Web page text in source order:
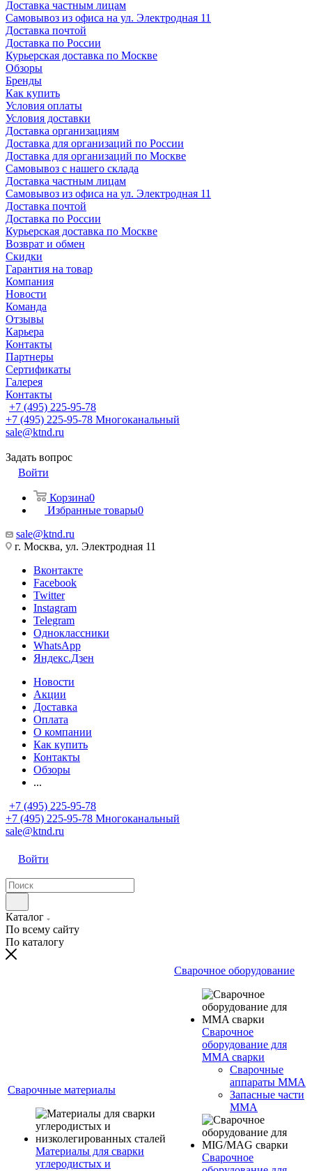
Доставка частным лицам
Самовывоз из офиса на ул. Электродная 11
Доставка почтой
Доставка по России
Курьерская доставка по Москве
Обзоры
Бренды
Как купить
Условия оплаты
Условия доставки
Доставка организациям
Доставка для организаций по России
Доставка для организаций по Москве
Самовывоз с нашего склада
Доставка частным лицам
Самовывоз из офиса на ул. Электродная 11
Доставка почтой
Доставка по России
Курьерская доставка по Москве
Возврат и обмен
Скидки
Гарантия на товар
Компания
Новости
Команда
Отзывы
Карьера
Контакты
Партнеры
Сертификаты
Галерея
Контакты
+7 (495) 225-95-78
+7 (495) 225-95-78 Многоканальный
sale@ktnd.ru
Задать вопрос
Войти
Корзина0
Избранные товары0
sale@ktnd.ru
г. Москва, ул. Электродная 11
Вконтакте
Facebook
Twitter
Instagram
Telegram
Одноклассники
WhatsApp
Яндекс.Дзен
Новости
Акции
Доставка
Оплата
О компании
Как купить
Контакты
Обзоры
...
+7 (495) 225-95-78
+7 (495) 225-95-78 Многоканальный
sale@ktnd.ru
Войти
Каталог
По всему сайту
По каталогу
Сварочные материалы
Материалы для сварки
углеродистых и
Сварочное оборудование
Сварочное
оборудование для
MMA сварки
Сварочные
аппараты MMA
Запасные части
MMA
Сварочное